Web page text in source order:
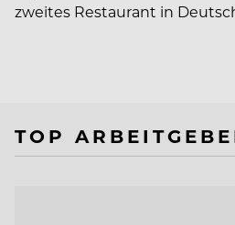
zweites Restaurant in
TOP